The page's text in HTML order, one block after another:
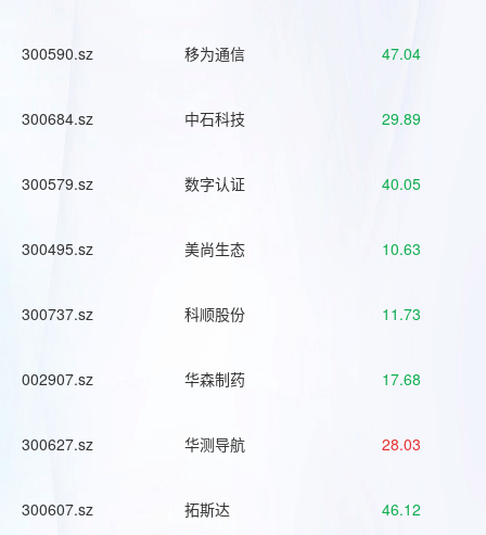
300590.sz 移为通信 47.04
300684.sz 中石科技 29.89
300579.sz 数字认证 40.05
300495.sz 美尚生态 10.63
300737.sz 科顺股份 11.73
002907.sz 华森制药 17.68
300627.sz 华测导航 28.03
300607.sz 拓斯达 46.12